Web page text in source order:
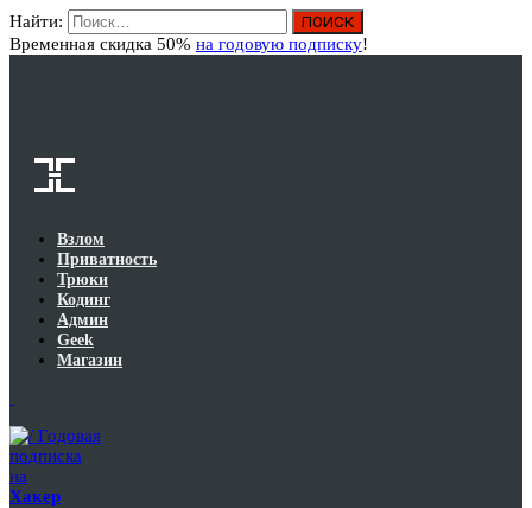
Найти:
Временная скидка 50% на годовую подписку!
Взлом
Приватность
Трюки
Кодинг
Админ
Geek
Магазин
Годовая
подписка
на
Хакер